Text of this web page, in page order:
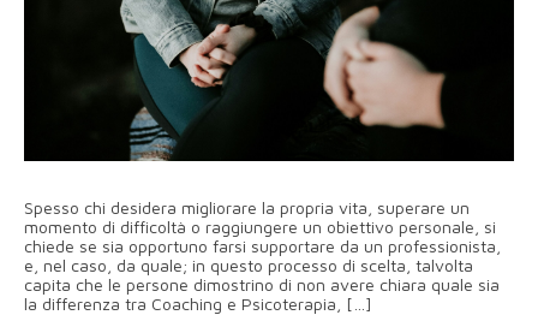
Spesso chi desidera migliorare la propria vita, superare un
momento di difficoltà o raggiungere un obiettivo personale, si
chiede se sia opportuno farsi supportare da un professionista,
e, nel caso, da quale; in questo processo di scelta, talvolta
capita che le persone dimostrino di non avere chiara quale sia
la differenza tra Coaching e Psicoterapia, […]